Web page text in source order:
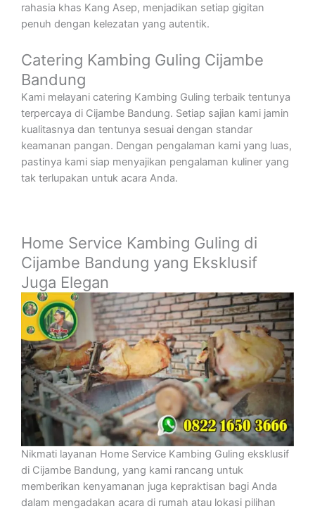
rahasia khas Kang Asep, menjadikan setiap gigitan
penuh dengan kelezatan yang autentik.
Catering Kambing Guling Cijambe
Bandung
Kami melayani catering Kambing Guling terbaik tentunya
terpercaya di Cijambe Bandung. Setiap sajian kami jamin
kualitasnya dan tentunya sesuai dengan standar
keamanan pangan. Dengan pengalaman kami yang luas,
pastinya kami siap menyajikan pengalaman kuliner yang
tak terlupakan untuk acara Anda.
Home Service Kambing Guling di
Cijambe Bandung yang Eksklusif
Juga Elegan
Nikmati layanan Home Service Kambing Guling eksklusif
di Cijambe Bandung, yang kami rancang untuk
memberikan kenyamanan juga kepraktisan bagi Anda
dalam mengadakan acara di rumah atau lokasi pilihan